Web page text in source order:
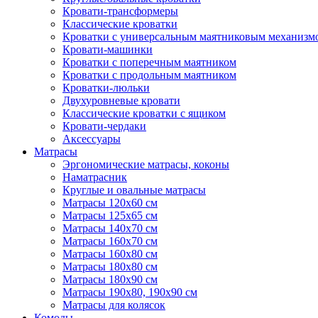
Кровати-трансформеры
Классические кроватки
Кроватки с универсальным маятниковым
Кровати-машинки
Кроватки с поперечным маятником
Кроватки с продольным маятником
Кроватки-люльки
Двухуровневые кровати
Классические кроватки с ящиком
Кровати-чердаки
Аксессуары
Матрасы
Эргономические матрасы, коконы
Наматрасник
Круглые и овальные матрасы
Матрасы 120х60 см
Матрасы 125х65 см
Матрасы 140х70 см
Матрасы 160х70 см
Матрасы 160х80 см
Матрасы 180х80 см
Матрасы 180х90 см
Матрасы 190х80, 190х90 см
Матрасы для колясок